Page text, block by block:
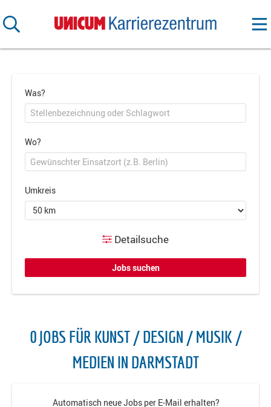
Was?
Wo?
Umkreis
Detailsuche
0 JOBS FÜR KUNST / DESIGN / MUSIK /
MEDIEN IN DARMSTADT
Automatisch neue Jobs per E-Mail erhalten?